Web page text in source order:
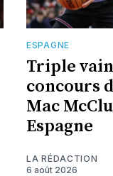
ESPAGNE
Triple
concours
Mac
Espagne
LA RÉDACTION
6 août 2026